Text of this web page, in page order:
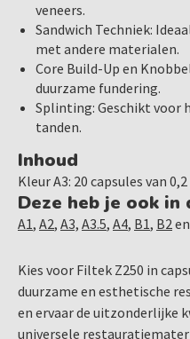
veneers.
Sandwich Techniek:
met andere materialen.
Core Build-Up en
duurzame fundering.
Splinting: Geschikt voor
tanden.
Inhoud
Kleur A3: 20 capsules van
Deze heb je ook in
A1, A2, A3, A3.5, A4, B1, B2en
Kies voor Filtek Z250 in
duurzame en esthetische
en ervaar de uitzonderlijke
universele